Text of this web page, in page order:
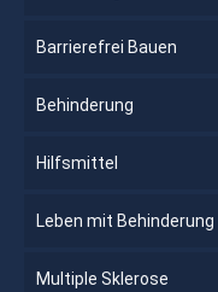
Barrierefrei Bauen
Behinderung
Hilfsmittel
Leben mit Behinderung
Multiple Sklerose